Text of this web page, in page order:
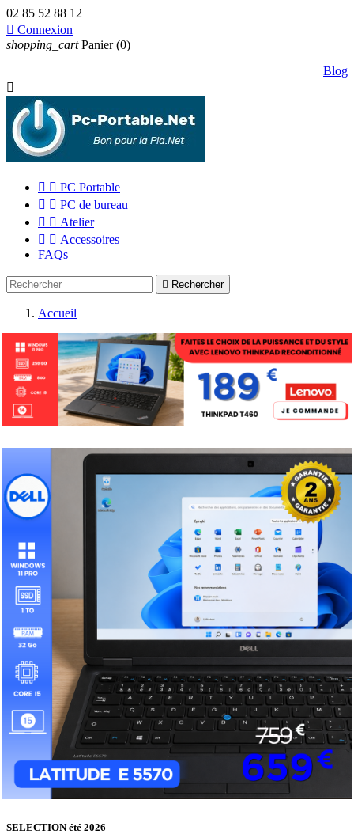
02 85 52 88 12
 Connexion
shopping_cart Panier (0)
Blog

  PC Portable
  PC de bureau
  Atelier
  Accessoires
FAQs
 Rechercher
Accueil
SELECTION été 2026